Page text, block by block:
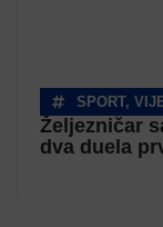
SPORT,
Željezničar
dva duela